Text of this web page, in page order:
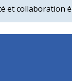
et collaboration